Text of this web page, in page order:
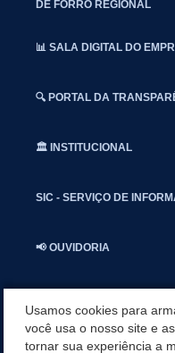
DE FORRÓ REGIONAL
📊 SALA DIGITAL DO
🔍 PORTAL DA
🏛️ INSTITUCIONAL
SIC - SERVIÇO DE
📢 OUVIDORIA
📱🩺 SAUDE CONECTADA
Usamos cookies para
você usa o nosso site e
tornar sua experiência a